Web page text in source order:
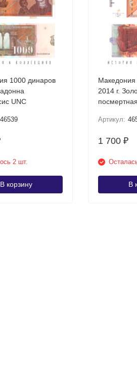
1000 динаров
UNC
46539
2 шт.
В корзину
Македония
2014 г.
Артикул:
1 700₽
В